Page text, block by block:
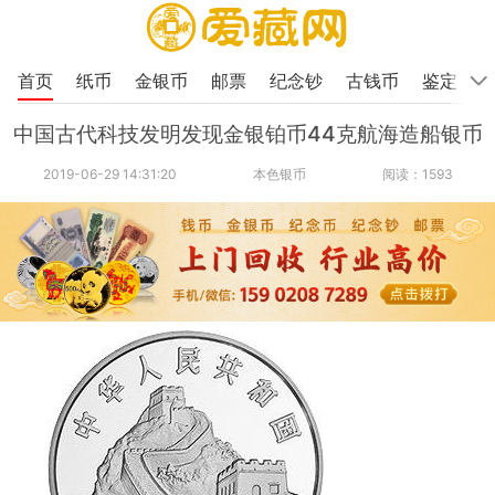
首页 纸币 金银币 邮票 纪念钞 古钱币 鉴定
中国古代科技发明发现金银铂币44克航海造船银币
2019-06-29 14:31:20 本色银币 阅读：1593